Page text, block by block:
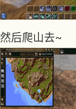
然后爬山去~